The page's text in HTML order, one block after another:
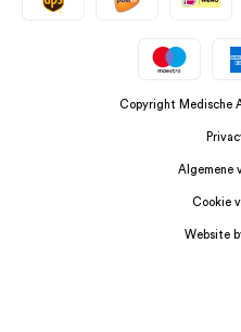
Copyright Medische
Algemene
Cookie
Website